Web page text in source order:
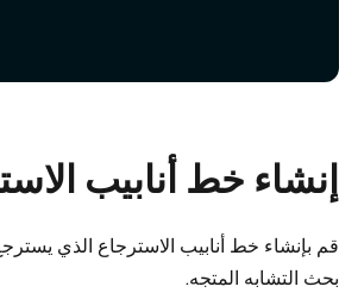
إنشاء خط أنابيب
بحث التشابه المتجه.